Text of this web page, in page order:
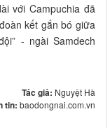
với Campuchia đã
kết gắn bó giữa
- ngài Samdech
Tác giả: Nguyệt Hà
tin: baodongnai.com.vn